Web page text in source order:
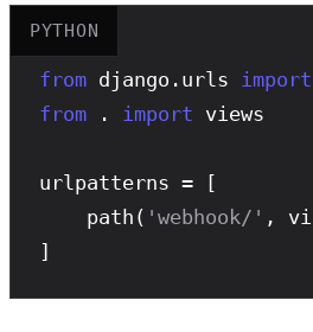
PYTHON
from django.urls import
from . import views
urlpatterns = [
path ( 'webhook/' ,
]